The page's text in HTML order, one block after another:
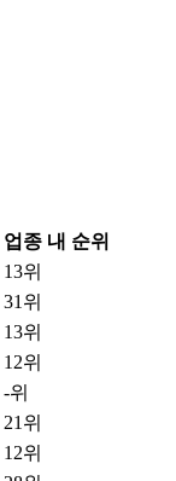
업종 내 순위
13위
31위
13위
12위
-위
21위
12위